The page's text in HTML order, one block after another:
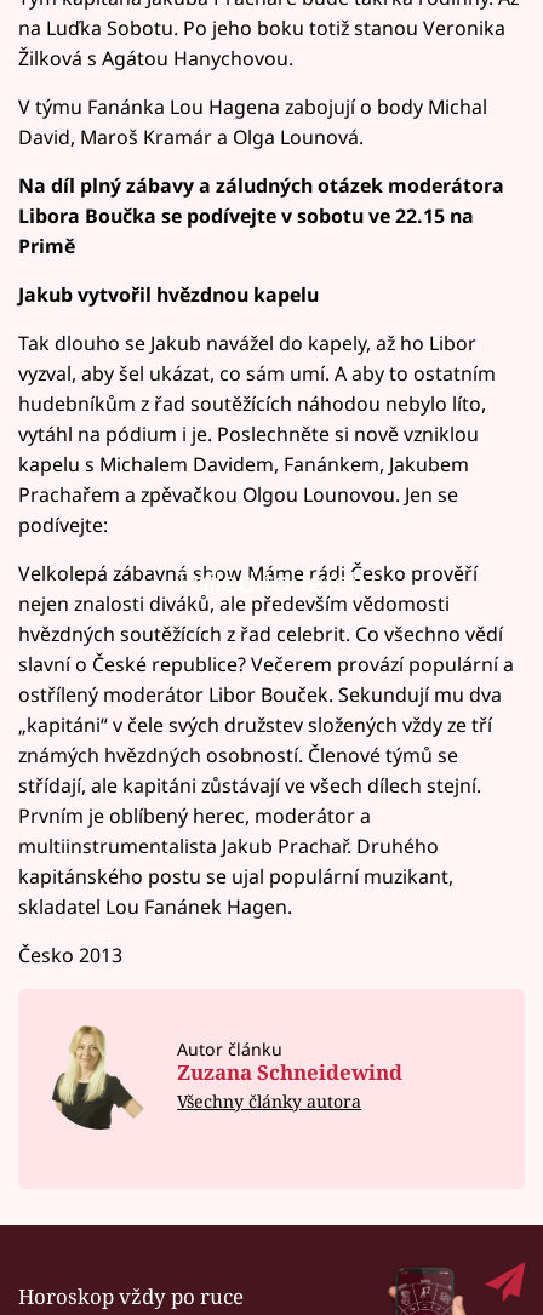
na Luďka Sobotu. Po jeho boku totiž stanou Veronika
Žilková s Agátou Hanychovou.
V týmu Fanánka Lou Hagena zabojují o body Michal
David, Maroš Kramár a Olga Lounová.
Na díl plný zábavy a záludných otázek moderátora
Libora Boučka se podívejte v sobotu ve 22.15 na
Primě
Jakub vytvořil hvězdnou kapelu
Tak dlouho se Jakub navážel do kapely, až ho Libor
vyzval, aby šel ukázat, co sám umí. A aby to ostatním
hudebníkům z řad soutěžících náhodou nebylo líto,
vytáhl na pódium i je. Poslechněte si nově vzniklou
kapelu s Michalem Davidem, Fanánkem, Jakubem
Prachařem a zpěvačkou Olgou Lounovou. Jen se
podívejte:
Failed to fetch
Velkolepá zábavná show Máme rádi Česko prověří
nejen znalosti diváků, ale především vědomosti
hvězdných soutěžících z řad celebrit. Co všechno vědí
slavní o České republice? Večerem provází populární a
ostřílený moderátor Libor Bouček. Sekundují mu dva
„kapitáni“ v čele svých družstev složených vždy ze tří
známých hvězdných osobností. Členové týmů se
střídají, ale kapitáni zůstávají ve všech dílech stejní.
Prvním je oblíbený herec, moderátor a
multiinstrumentalista Jakub Prachař. Druhého
kapitánského postu se ujal populární muzikant,
skladatel Lou Fanánek Hagen.
Česko 2013
Autor článku
Zuzana Schneidewind
Všechny články autora
Horoskop vždy po ruce